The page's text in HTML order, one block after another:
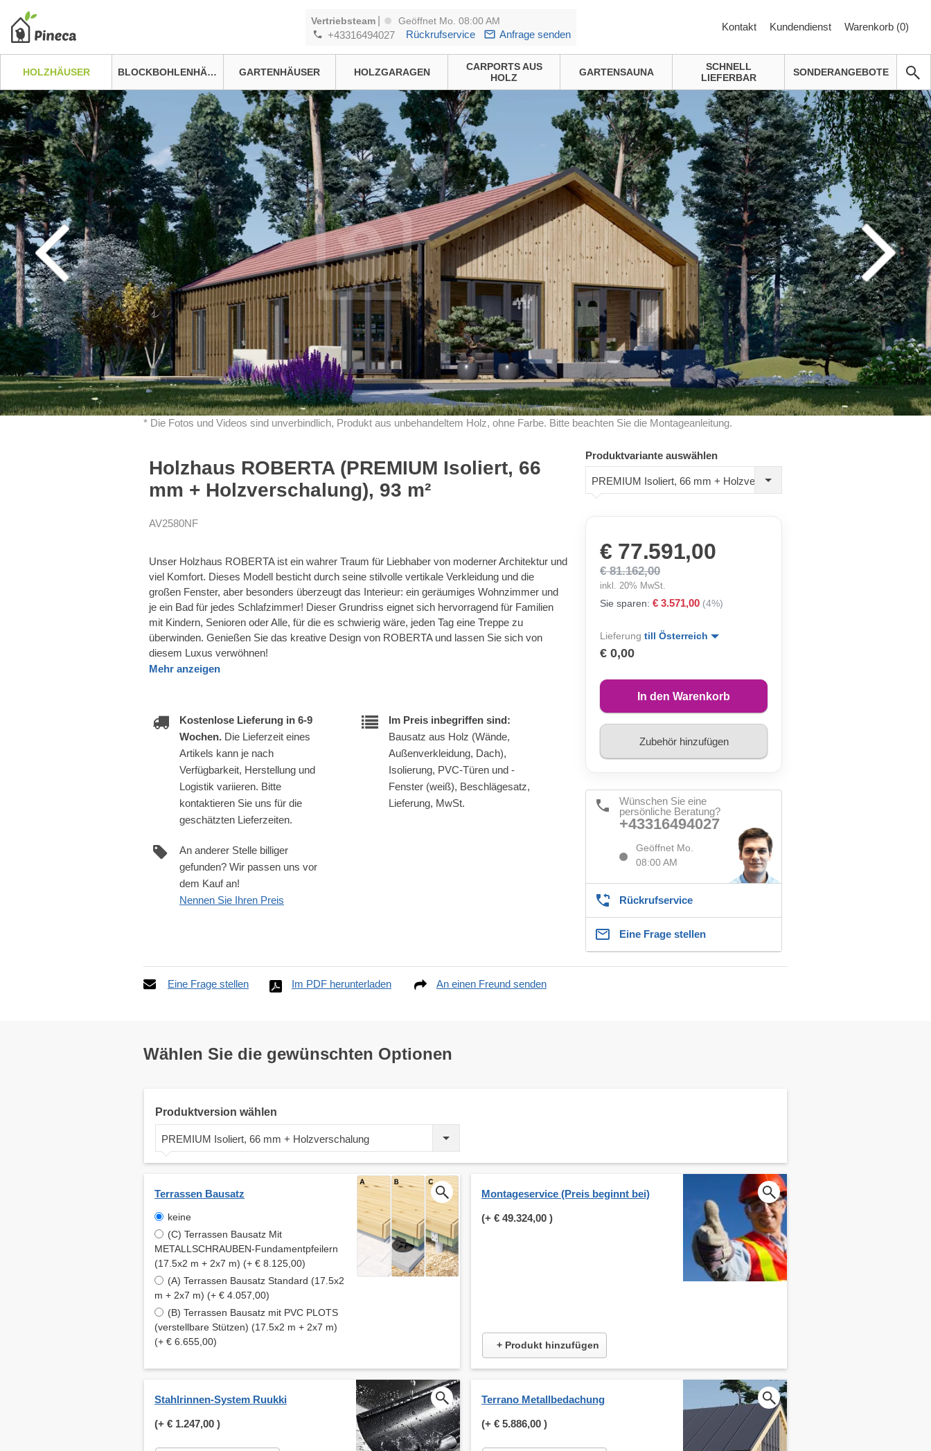
Vertriebsteam Geöffnet Mo. 08:00 AM
+43316494027 Rückrufservice Anfrage senden
Kontakt Kundendienst Warenkorb (0)
HOLZHÄUSER BLOCKBOHLENHÄUSER GARTENHÄUSER HOLZGARAGEN
CARPORTS AUS
HOLZ
GARTENSAUNA
SCHNELL
LIEFERBAR
SONDERANGEBOTE
* Die Fotos und Videos sind unverbindlich, Produkt aus unbehandeltem Holz, ohne Farbe. Bitte beachten Sie die Montageanleitung.
Holzhaus ROBERTA (PREMIUM Isoliert, 66
mm + Holzverschalung), 93 m²
AV2580NF
Unser Holzhaus ROBERTA ist ein wahrer Traum für Liebhaber von moderner Architektur und
viel Komfort. Dieses Modell besticht durch seine stilvolle vertikale Verkleidung und die
großen Fenster, aber besonders überzeugt das Interieur: ein geräumiges Wohnzimmer und
je ein Bad für jedes Schlafzimmer! Dieser Grundriss eignet sich hervorragend für Familien
mit Kindern, Senioren oder Alle, für die es schwierig wäre, jeden Tag eine Treppe zu
überwinden. Genießen Sie das kreative Design von ROBERTA und lassen Sie sich von
diesem Luxus verwöhnen!
Mehr anzeigen
Kostenlose Lieferung in 6-9
Wochen. Die Lieferzeit eines
Artikels kann je nach
Verfügbarkeit, Herstellung und
Logistik variieren. Bitte
kontaktieren Sie uns für die
geschätzten Lieferzeiten.
Im Preis inbegriffen sind:
Bausatz aus Holz (Wände,
Außenverkleidung, Dach),
Isolierung, PVC-Türen und -
Fenster (weiß), Beschlägesatz,
Lieferung, MwSt.
An anderer Stelle billiger
gefunden? Wir passen uns vor
dem Kauf an!
Nennen Sie Ihren Preis
Produktvariante auswählen
PREMIUM Isoliert, 66 mm + Holzverschalung
€ 77.591,00
€ 81.162,00
inkl. 20% MwSt.
Sie sparen: € 3.571,00 (4%)
Lieferung till Österreich
€ 0,00
In den Warenkorb
Zubehör hinzufügen
Wünschen Sie eine
persönliche Beratung?
+43316494027
Geöffnet Mo.
08:00 AM
Rückrufservice
Eine Frage stellen
Eine Frage stellen Im PDF herunterladen An einen Freund senden
Wählen Sie die gewünschten Optionen
Produktversion wählen
PREMIUM Isoliert, 66 mm + Holzverschalung
Terrassen Bausatz
keine
(C) Terrassen Bausatz Mit
METALLSCHRAUBEN-Fundamentpfeilern
(17.5x2 m + 2x7 m) (+ € 8.125,00)
(A) Terrassen Bausatz Standard (17.5x2
m + 2x7 m) (+ € 4.057,00)
(B) Terrassen Bausatz mit PVC PLOTS
(verstellbare Stützen) (17.5x2 m + 2x7 m)
(+ € 6.655,00)
Montageservice (Preis beginnt bei)
(+ € 49.324,00 )
+ Produkt hinzufügen
Stahlrinnen-System Ruukki
(+ € 1.247,00 )
Terrano Metallbedachung
(+ € 5.886,00 )